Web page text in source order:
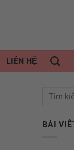
LIÊN HỆ
BÀI